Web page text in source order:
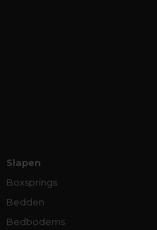
Slapen
Boxsprings
Bedden
Bedbodems